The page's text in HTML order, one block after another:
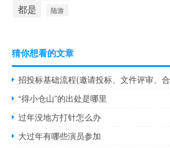
都是 陆游
猜你想看的文章
招投标基础流程(邀请投标、文件评审、
“得小仓山”的出处是哪里
过年没地方打针怎么办
大过年有哪些演员参加